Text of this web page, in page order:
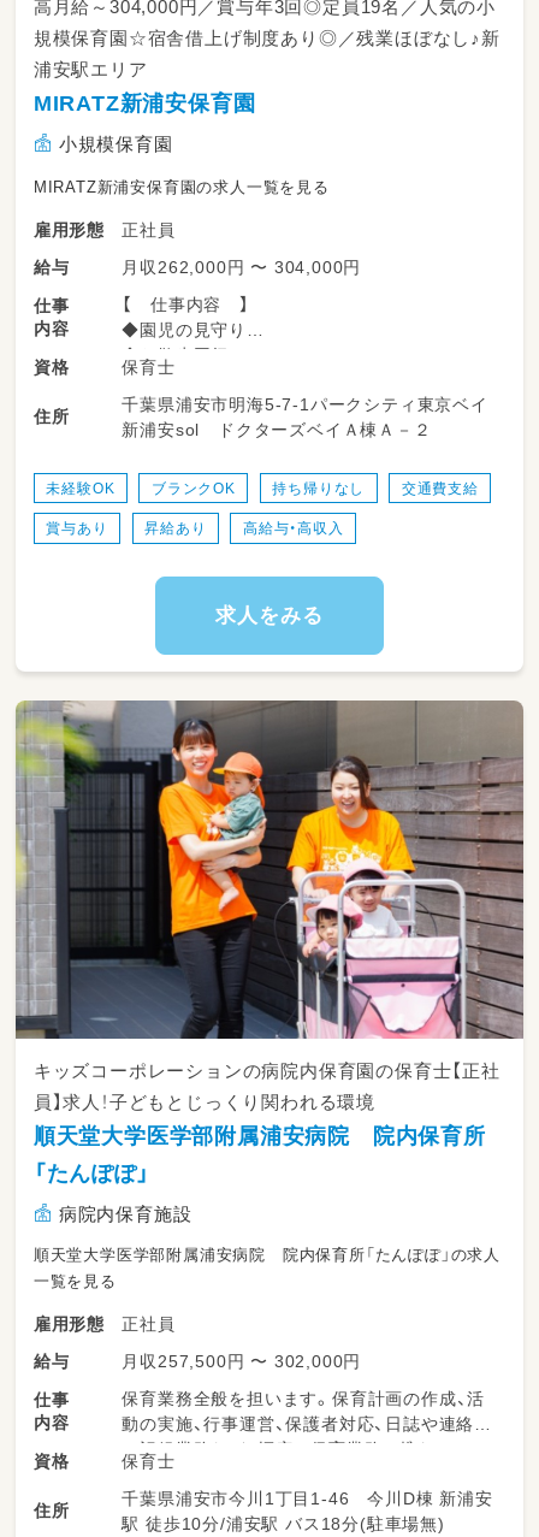
高月給～304,000円／賞与年3回◎定員19名／人気の小
規模保育園☆宿舎借上げ制度あり◎／残業ほぼなし♪新
浦安駅エリア
MIRATZ新浦安保育園
小規模保育園
MIRATZ新浦安保育園の求人一覧を見る
雇用形態
正社員
給与
月収262,000円 〜 304,000円
仕事
内容
【 仕事内容 】
◆園児の見守り
◆お散歩同行
◆おむつ替え
◆午睡チェック
◆PCによる連絡帳の入力
資格 保育士
住所
千葉県浦安市明海5-7-1パークシティ東京ベイ
新浦安sol ドクターズベイＡ棟Ａ－２
未経験OK ブランクOK 持ち帰りなし 交通費支給
賞与あり 昇給あり 高給与・高収入
求人をみる
キッズコーポレーションの病院内保育園の保育士【正社
員】求人！子どもとじっくり関われる環境
順天堂大学医学部附属浦安病院 院内保育所
「たんぽぽ」
病院内保育施設
順天堂大学医学部附属浦安病院 院内保育所「たんぽぽ」の求人
一覧を見る
雇用形態
正社員
給与
月収257,500円 〜 302,000円
仕事
内容
保育業務全般を担います。保育計画の作成、活
動の実施、行事運営、保護者対応、日誌や連絡帳
の記録業務など、幅広い保育業務に携わってい
ただきます。少人数制の保育園が多く、子ども
たち一人ひとりに丁寧に関わることができる環
境です。チームで連携しながら、柔軟で子ども
資格 保育士
住所
千葉県浦安市今川1丁目1-46 今川D棟 新浦安
駅 徒歩10分/浦安駅 バス18分(駐車場無)